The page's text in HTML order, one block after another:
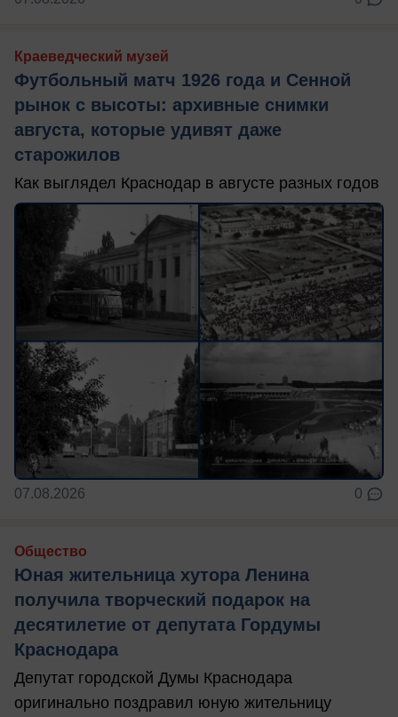
Краеведческий музей
Футбольный матч 1926 года и Сенной
рынок с высоты: архивные снимки
августа, которые удивят даже
старожилов
Как выглядел Краснодар в августе разных годов
07.08.2026 0
Общество
Юная жительница хутора Ленина
получила творческий подарок на
десятилетие от депутата Гордумы
Краснодара
Депутат городской Думы Краснодара
оригинально поздравил юную жительницу